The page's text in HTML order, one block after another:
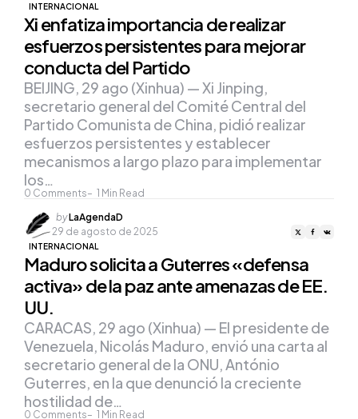
INTERNACIONAL
Xi enfatiza importancia de realizar
esfuerzos persistentes para mejorar
conducta del Partido
0 Comments 1 Min Read
BEIJING, 29 ago (Xinhua) — Xi Jinping,
secretario general del Comité Central del
Partido Comunista de China, pidió realizar
esfuerzos persistentes y establecer
mecanismos a largo plazo para implementar
los…
Posted
by
byLaAgendaD
29 de agosto de 2025
INTERNACIONAL
Maduro solicita a Guterres «defensa
activa» de la paz ante amenazas de EE.
UU.
0 Comments 1 Min Read
CARACAS, 29 ago (Xinhua) — El presidente de
Venezuela, Nicolás Maduro, envió una carta al
secretario general de la ONU, António
Guterres, en la que denunció la creciente
hostilidad de…